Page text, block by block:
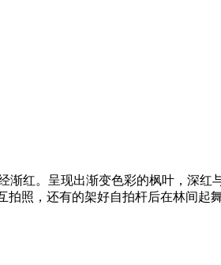
渐红。呈现出渐变色彩的枫叶，深
照，还有的架好自拍杆后在林间起舞